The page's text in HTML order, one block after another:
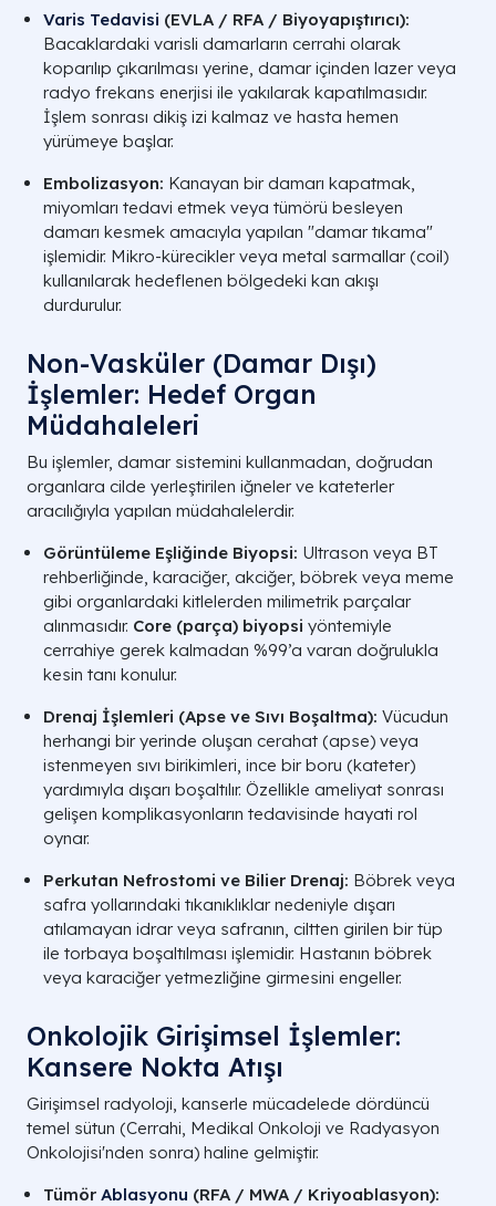
Varis Tedavisi (EVLA / RFA / Biyoyapıştırıcı):
Bacaklardaki varisli damarların cerrahi olarak
koparılıp çıkarılması yerine, damar içinden lazer veya
radyo frekans enerjisi ile yakılarak kapatılmasıdır.
İşlem sonrası dikiş izi kalmaz ve hasta hemen
yürümeye başlar.
Embolizasyon: Kanayan bir damarı kapatmak,
miyomları tedavi etmek veya tümörü besleyen
damarı kesmek amacıyla yapılan "damar tıkama"
işlemidir. Mikro-kürecikler veya metal sarmallar (coil)
kullanılarak hedeflenen bölgedeki kan akışı
durdurulur.
Non-Vasküler (Damar Dışı)
İşlemler: Hedef Organ
Müdahaleleri
Bu işlemler, damar sistemini kullanmadan, doğrudan
organlara cilde yerleştirilen iğneler ve kateterler
aracılığıyla yapılan müdahalelerdir.
Görüntüleme Eşliğinde Biyopsi: Ultrason veya BT
rehberliğinde, karaciğer, akciğer, böbrek veya meme
gibi organlardaki kitlelerden milimetrik parçalar
alınmasıdır. Core (parça) biyopsi yöntemiyle
cerrahiye gerek kalmadan %99’a varan doğrulukla
kesin tanı konulur.
Drenaj İşlemleri (Apse ve Sıvı Boşaltma): Vücudun
herhangi bir yerinde oluşan cerahat (apse) veya
istenmeyen sıvı birikimleri, ince bir boru (kateter)
yardımıyla dışarı boşaltılır. Özellikle ameliyat sonrası
gelişen komplikasyonların tedavisinde hayati rol
oynar.
Perkutan Nefrostomi ve Bilier Drenaj: Böbrek veya
safra yollarındaki tıkanıklıklar nedeniyle dışarı
atılamayan idrar veya safranın, ciltten girilen bir tüp
ile torbaya boşaltılması işlemidir. Hastanın böbrek
veya karaciğer yetmezliğine girmesini engeller.
Onkolojik Girişimsel İşlemler:
Kansere Nokta Atışı
Girişimsel radyoloji, kanserle mücadelede dördüncü
temel sütun (Cerrahi, Medikal Onkoloji ve Radyasyon
Onkolojisi'nden sonra) haline gelmiştir.
Tümör Ablasyonu (RFA / MWA / Kriyoablasyon):